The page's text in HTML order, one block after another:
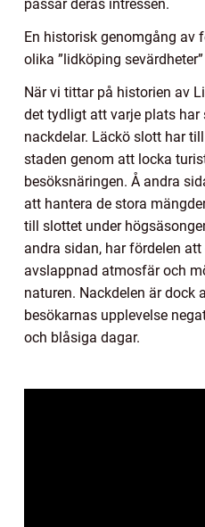
passar deras intressen.
En historisk genomgång av
olika ”lidköping sevärdheter”
När vi tittar på historien av
det tydligt att varje plats har
nackdelar. Läckö slott har
staden genom att locka
besöksnäringen. Å andra
att hantera de stora
till slottet under
andra sidan, har fördelen
avslappnad atmosfär och
naturen. Nackdelen är dock
besökarnas upplevelse
och blåsiga dagar.